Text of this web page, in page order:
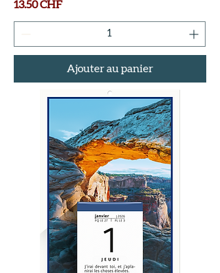
Prix
13.50 CHF
Ajouter au panier